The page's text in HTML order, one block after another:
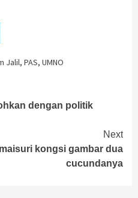
Jalil, PAS, UMNO
dengan politik
Next
kongsi gambar dua
cucundanya